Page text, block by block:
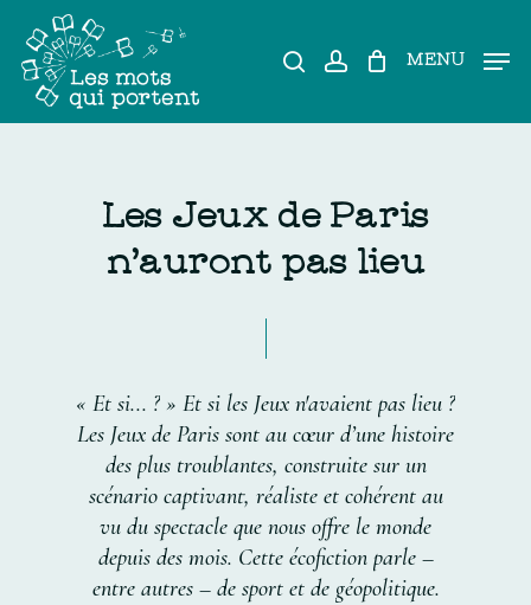
main
content
search accountMENU
LesJeuxdeParis
n'aurontpaslieu
« Et si... ? » Et si les Jeux n'avaient pas lieu ?
Les Jeux de Paris sont au cœur d’une histoire
des plus troublantes, construite sur un
scénario captivant, réaliste et cohérent au
vu du spectacle que nous offre le monde
depuis des mois. Cette écofiction parle –
entre autres – de sport et de géopolitique.